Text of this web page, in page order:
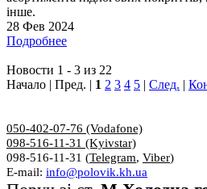
інше.
28 Фев 2024
Подробнее
Новости 1 - 3 из 22
Начало | Пред. | 1 2 3 4 5 | След. |
050-402-07-76 (Vodafone)
098-516-11-31 (Kyivstar)
098-516-11-31 (Telegram, Viber)
E-mail: info@polovik.kh.ua